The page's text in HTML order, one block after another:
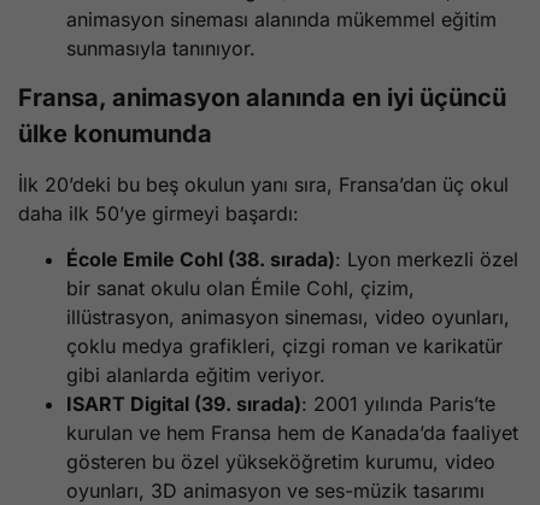
animasyon sineması alanında mükemmel eğitim
sunmasıyla tanınıyor.
Fransa, animasyon alanında en iyi üçüncü
ülke konumunda
İlk 20’deki bu beş okulun yanı sıra, Fransa’dan üç okul
daha ilk 50’ye girmeyi başardı:
École Emile Cohl (38. sırada): Lyon merkezli özel
bir sanat okulu olan Émile Cohl, çizim,
illüstrasyon, animasyon sineması, video oyunları,
çoklu medya grafikleri, çizgi roman ve karikatür
gibi alanlarda eğitim veriyor.
ISART Digital (39. sırada): 2001 yılında Paris’te
kurulan ve hem Fransa hem de Kanada’da faaliyet
gösteren bu özel yükseköğretim kurumu, video
oyunları, 3D animasyon ve ses-müzik tasarımı